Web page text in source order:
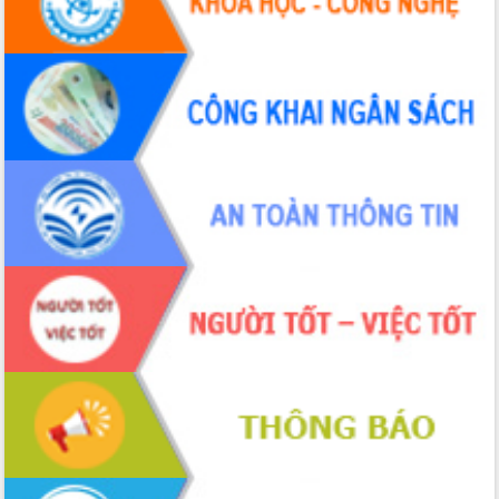
Hội thảo khoa học “Giải pháp thúc đẩy
phát triển nền kinh tế xanh tại tỉnh
Đắk Lắk”
Tăng cường giám sát, đôn đốc thực
hiện nhiệm vụ quản lý tài sản công
hàng tuần
Tháo gỡ những vướng mắc, đẩy mạnh
công tác cải cách thủ tục hành chính
tại Trung tâm Phục vụ hành chính
công tỉnh
Đắk Lắk: Tôn vinh 46 giải pháp tại Hội
thi Sáng tạo Kỹ thuật 2024 - 2025
Đắk Lắk rà soát, điều chỉnh Đề án 190
về phát triển nuôi trồng thủy sản
Phó Chủ tịch UBND tỉnh Đắk Lắk
Trương Công Thái kiểm tra thực địa
Dự án cao tốc Khánh Hòa - Buôn Ma
Thuột
Định vị cà phê Việt Nam như một “di
sản sống” trong dòng chảy toàn cầu